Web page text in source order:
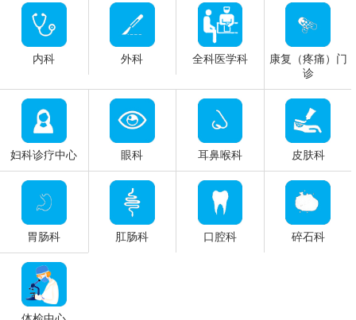
内科 外科 全科医学科
康复（疼痛）门
诊
妇科诊疗中心 眼科 耳鼻喉科 皮肤科
胃肠科 肛肠科 口腔科 碎石科